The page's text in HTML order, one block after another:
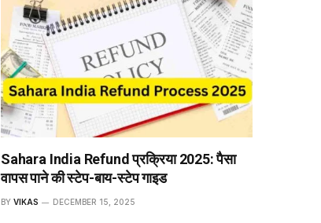
Sahara India Refund प्रक्रिया 2025: पैसा
वापस पाने की स्टेप-बाय-स्टेप गाइड
BY VIKAS DECEMBER 15, 2025